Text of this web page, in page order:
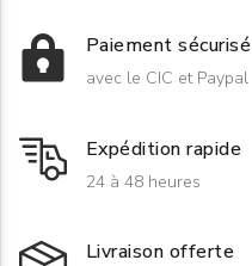
Paiement sécurisé
avec le CIC et Paypal
Expédition rapide
24 à 48 heures
Livraison offerte